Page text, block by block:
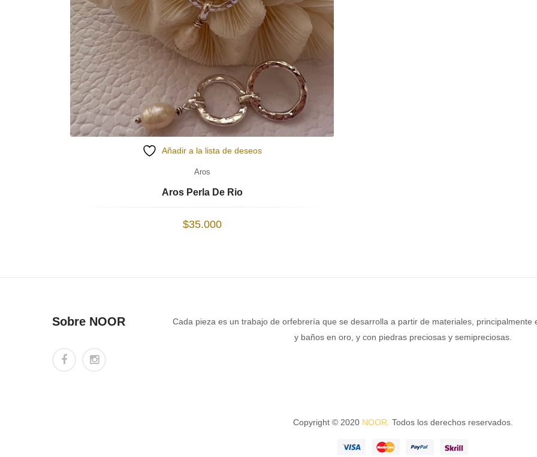
Añadir a la lista de deseos
Aros
Aros Perla De Rio
$35.000
Sobre NOOR
Cada pieza es un trabajo de orfebrería que se desarrolla a partir de materiales, principalmente
y baños en oro, y con piedras preciosas y semipreciosas.
Copyright © 2020 NOOR. Todos los derechos reservados.